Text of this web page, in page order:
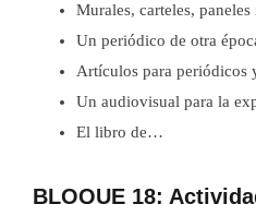
Murales, carteles,
Un periódico de otra
Artículos para periódicos
Un audiovisual para la
El libro de…
BLOQUE 18: